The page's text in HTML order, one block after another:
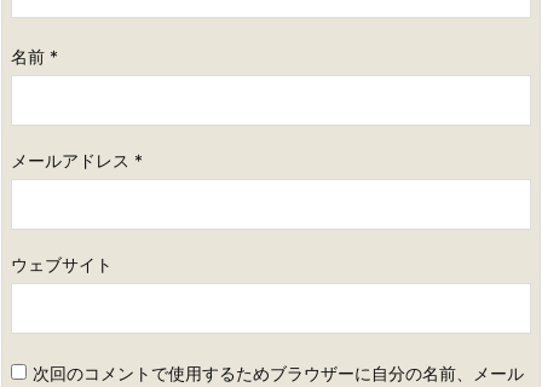
名前 *
メールアドレス *
ウェブサイト
次回のコメントで使用するためブラウザーに自分の名前、メール